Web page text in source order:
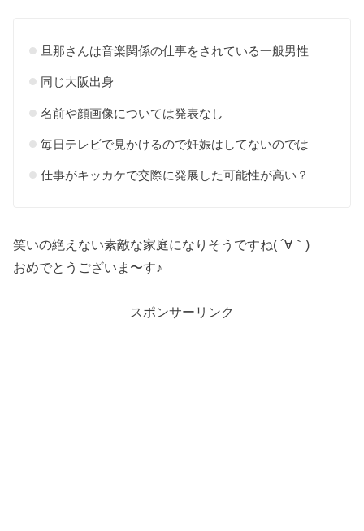
旦那さんは音楽関係の仕事をされている一般男性
同じ大阪出身
名前や顔画像については発表なし
毎日テレビで見かけるので妊娠はしてないのでは
仕事がキッカケで交際に発展した可能性が高い？
笑いの絶えない素敵な家庭になりそうですね( ´∀｀)
おめでとうございま〜す♪
スポンサーリンク